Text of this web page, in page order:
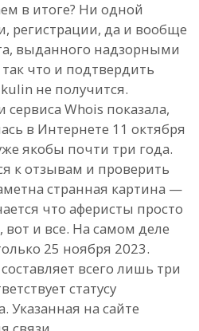
в итоге? Ни одной
регистрации, да и вообще
выданного надзорными
что и подтвердить
не получится.
Whois показала,
в Интернете 11 октября
якобы почти три года.
к отзывам и проверить
странная картина —
что аферисты просто
и все. На самом деле
25 ноября 2023.
всего лишь три
статусу
Указанная на сайте